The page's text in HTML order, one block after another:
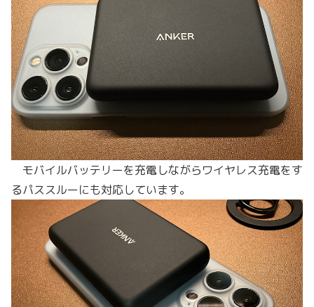
モバイルバッテリーを充電しながらワイヤレス充電をす
るパススルーにも対応しています。